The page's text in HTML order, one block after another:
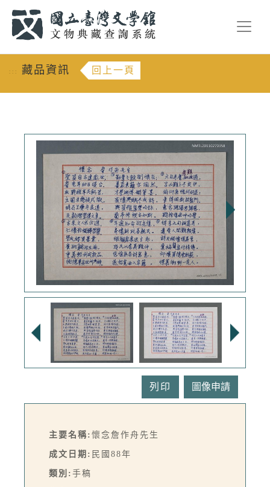
::: 藏品資訊 回上一頁
列印
主要名稱: 懷念詹作舟先生
成文日期: 民國88年
類別: 手稿